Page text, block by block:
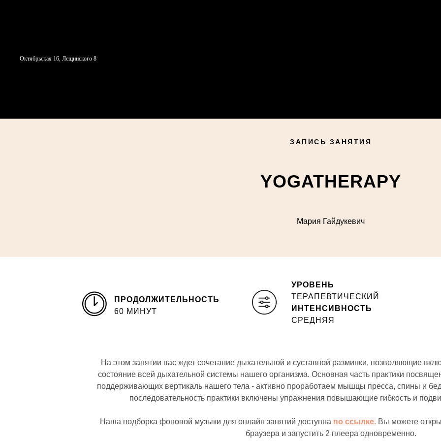
Октябрьская 16, Лещинского 8
ЗАПИСЬ ЗАНЯТИЯ
YOGATHERAPY
Мария Гайдукевич
ПРОДОЛЖИТЕЛЬНОСТЬ
60 МИНУТ
УРОВЕНЬ
ТЕРАПЕВТИЧЕСКИЙ
ИНТЕНСИВНОСТЬ
СРЕДНЯЯ
На этом занятии вас ждет сочетание дыхательной и суставной разминки, позволяющие
состояние всей дыхательной системы нашего организма. Основная часть практики
поддерживающих вертикаль нашего тела - активно проработаем мышцы пресса, спины и
последовательность практики включены упражнения повышающие гибкость и
Наша подборка фоновой музыки для онлайн занятий доступна по ссылке. Вы можете
браузера и запустить 2 плеера одновременно.